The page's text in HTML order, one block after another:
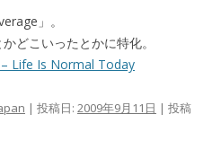
」。
どこいったとかに特化。
Life Is Normal Today
| 投稿日: 2009年9月11日 | 投稿